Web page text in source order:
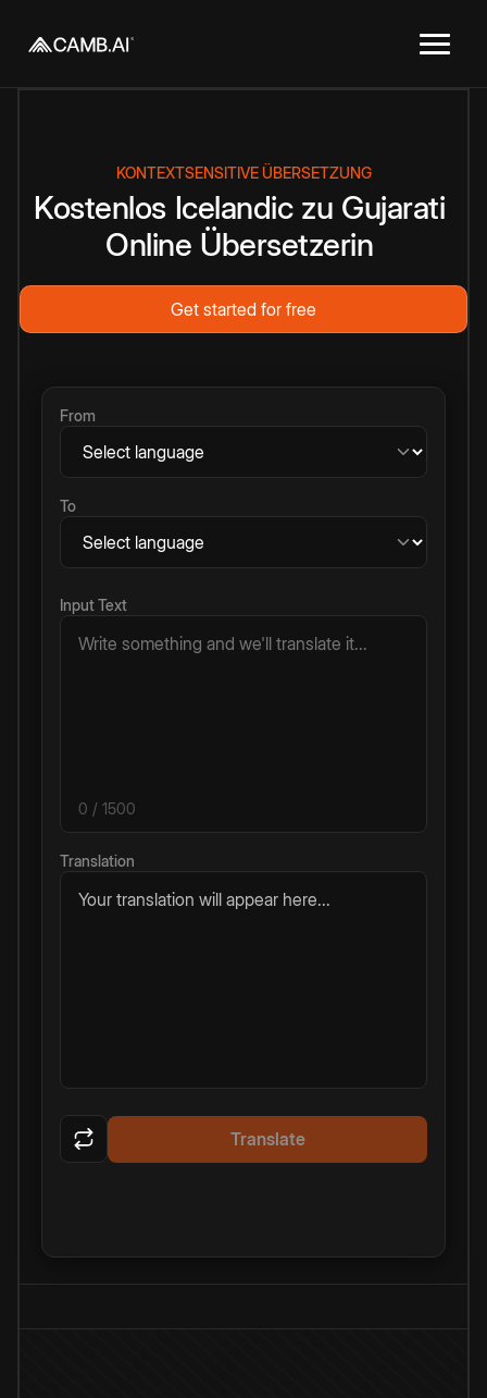
KONTEXTSENSITIVE ÜBERSETZUNG
Kostenlos Icelandic zu Gujarati
Online Übersetzerin
Get started for free
From
To
Input Text
0 / 1500
Translation
Your translation will appear here...
Translate